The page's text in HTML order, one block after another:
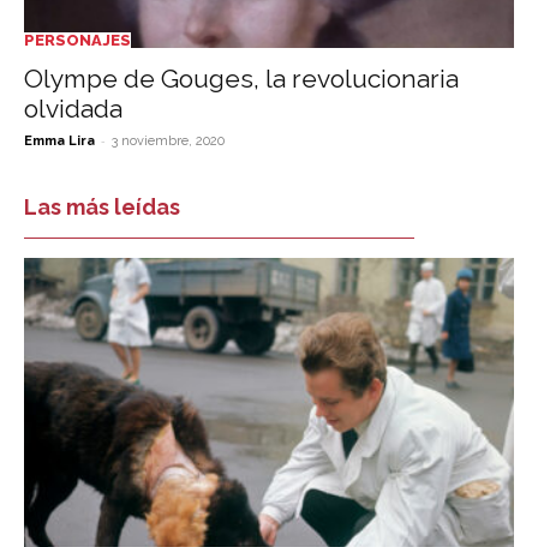
PERSONAJES
Olympe de Gouges, la revolucionaria
olvidada
Emma Lira - 3 noviembre, 2020
Las más leídas